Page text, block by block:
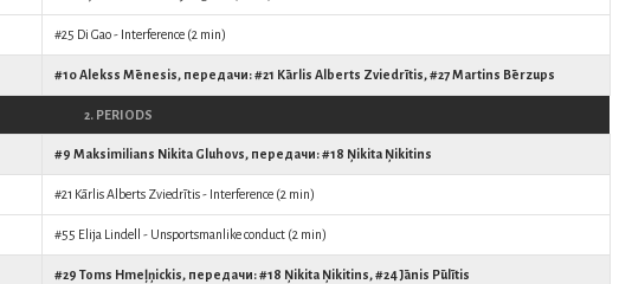
#25 Di Gao- Interference (2 min)
#10Alekss Mēnesis, передачи: #21 Kārlis Alberts Zviedrītis, #27Martins Bērzups
2. PERIODS
#9 Maksimilians Nikita Gluhovs, передачи: #18 Ņikita Ņikitins
#21 Kārlis Alberts Zviedrītis- Interference (2 min)
#55 Elija Lindell - Unsportsmanlike conduct (2 min)
#29 Toms Hmeļņickis, передачи: #18 Ņikita Ņikitins, #24Jānis Pūlītis